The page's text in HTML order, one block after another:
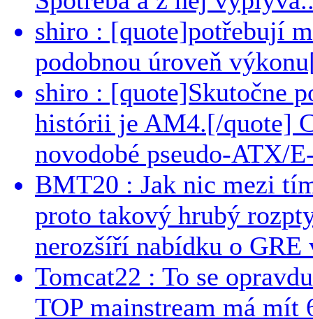
shiro : [quote]potřebují
podobnou úroveň
shiro : [quote]Skutočne
histórii je AM4.[/quote]
novodobé pseudo-ATX/
BMT20 : Jak nic mezi
proto takový hrubý
nerozšíří nabídku o GRE
Tomcat22 : To se
TOP mainstream má